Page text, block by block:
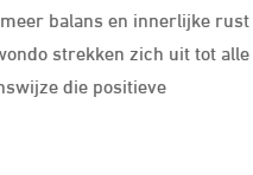
balans en innerlijke rust
strekken zich uit tot alle
die positieve